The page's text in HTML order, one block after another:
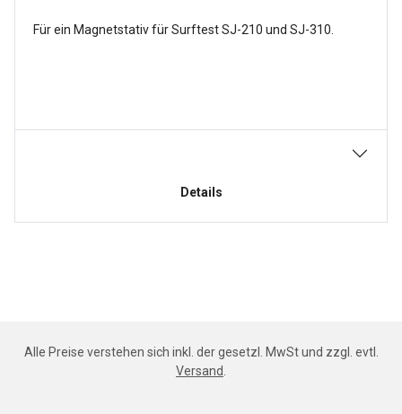
Für ein Magnetstativ für Surftest SJ-210 und SJ-310.
Details
Alle Preise verstehen sich inkl. der gesetzl. MwSt und zzgl. evtl.
Versand